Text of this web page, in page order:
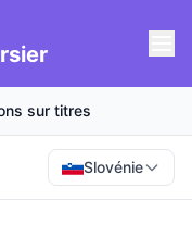
sur titres
Slovénie